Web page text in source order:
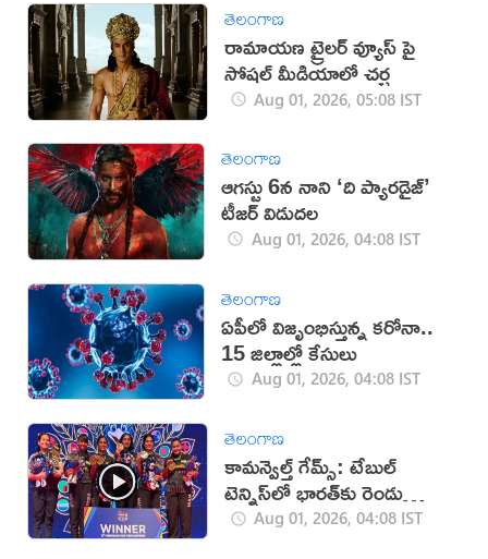
తెలంగాణ
రామాయణ ట్రైలర్ వ్యూస్ పై
సోషల్ మీడియాలో చర్చ
Aug 01, 2026, 05:08 IST
తెలంగాణ
ఆగస్టు 6న నాని ‘ది ప్యారడైజ్‌‌’
టీజర్ విడుదల
Aug 01, 2026, 04:08 IST
తెలంగాణ
ఏపీలో విజృంభిస్తున్న కరోనా..
15 జిల్లాల్లో కేసులు
Aug 01, 2026, 04:08 IST
తెలంగాణ
కామన్వెల్త్ గేమ్స్: టేబుల్
టెన్నిస్‌లో భారత్‌కు రెండు
స్వర్ణాలు
Aug 01, 2026, 04:08 IST